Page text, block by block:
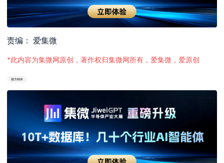
责编： 爱集微
*此内容为集微网原创，著作权归集微网所有，爱集微，爱原创
德方纳米